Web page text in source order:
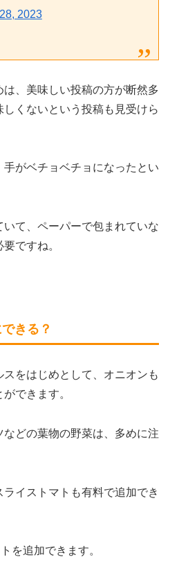
2023
、美味しい投稿の方が断然多
くないという投稿も見受けら
手がベチョベチョになったとい
て、ペーパーで包まれていな
ですね。
きる？
をはじめとして、オニオンも
できます。
などの葉物の野菜は、多めに注
イストマトも有料で追加でき
を追加できます。